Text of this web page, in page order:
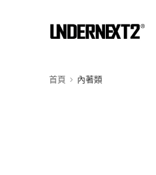
首頁 內著類